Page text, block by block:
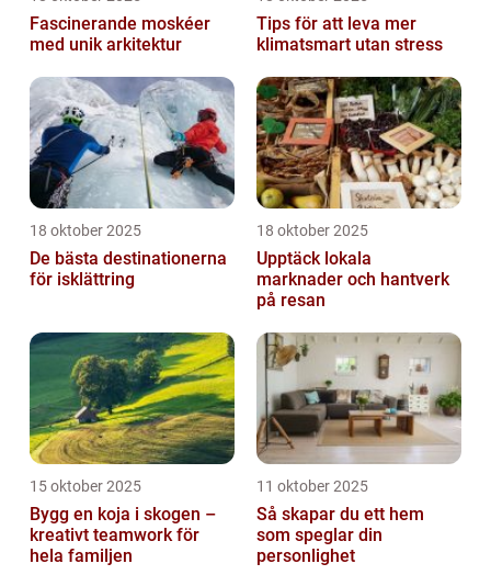
Fascinerande moskéer
med unik arkitektur
Tips för att leva mer
klimatsmart utan stress
18 oktober 2025
De bästa destinationerna
för isklättring
18 oktober 2025
Upptäck lokala
marknader och hantverk
på resan
15 oktober 2025
Bygg en koja i skogen –
kreativt teamwork för
hela familjen
11 oktober 2025
Så skapar du ett hem
som speglar din
personlighet